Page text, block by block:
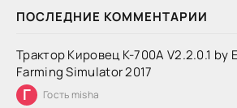
ПОСЛЕДНИЕ КОММЕНТАРИИ
Трактор Кировец К-700А V2.2.0.1 by
Farming Simulator 2017
Г Гость misha